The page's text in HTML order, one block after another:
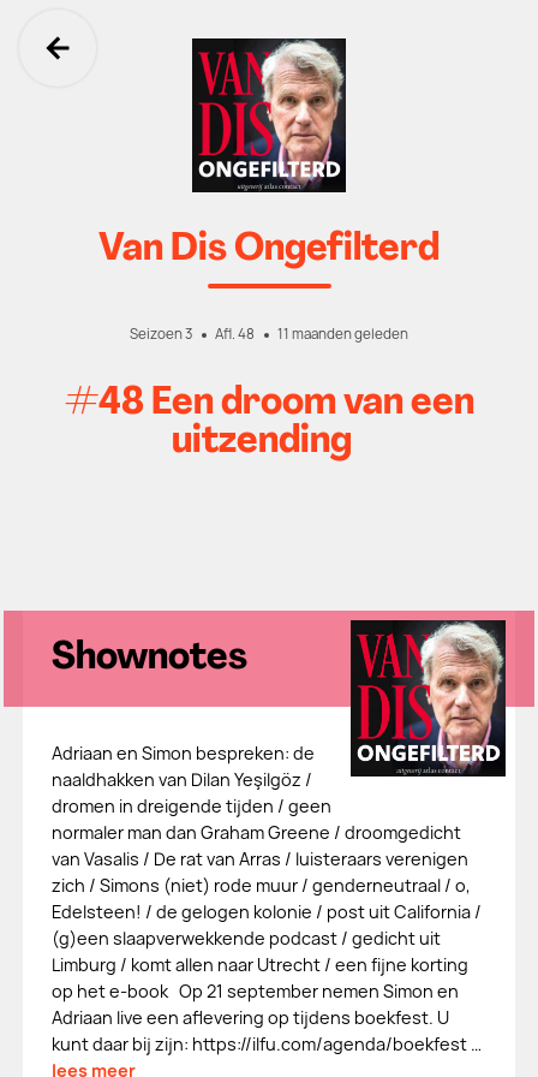
Ga terug
Van Dis Ongefilterd
Seizoen 3 Afl. 48 11 maanden geleden
#48 Een droom van een
uitzending
Shownotes
Adriaan en Simon bespreken: de
naaldhakken van Dilan Yeşilgöz /
dromen in dreigende tijden / geen
normaler man dan Graham Greene / droomgedicht
van Vasalis / De rat van Arras / luisteraars verenigen
zich / Simons (niet) rode muur / genderneutraal / o,
Edelsteen! / de gelogen kolonie / post uit California /
(g)een slaapverwekkende podcast / gedicht uit
Limburg / komt allen naar Utrecht / een fijne korting
op het e-book Op 21 september nemen Simon en
Adriaan live een aflevering op tijdens boekfest. U
kunt daar bij zijn: https://ilfu.com/agenda/boekfest …
lees meer